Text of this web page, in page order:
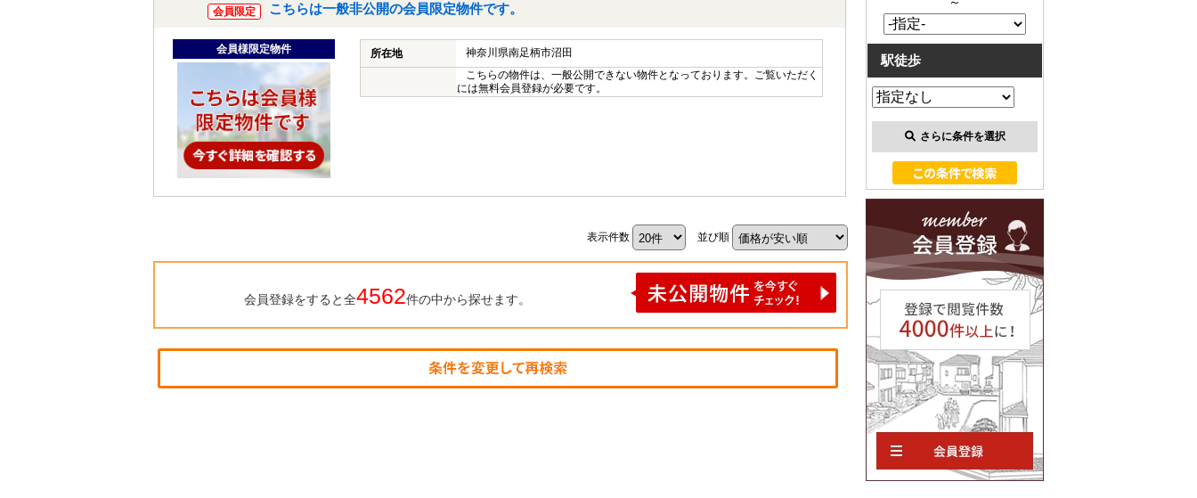
会員限定 こちらは一般非公開の会員限定物件です。
会員様限定物件 所在地
神奈川県南足柄市沼田
こちらの物件は、一般公開できない物件となっております。ご覧いただく
には無料会員登録が必要です。
表示件数 並び順
会員登録をすると全4562件の中から探せます。
駅徒歩
さらに条件を選択